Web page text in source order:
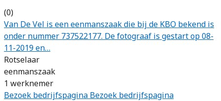
(0)
Van De Vel is een eenmanszaak die bij de KBO bekend is
onder nummer 737522177. De fotograaf is gestart op 08-
11-2019 en…
Rotselaar
eenmanszaak
1 werknemer
Bezoek bedrijfspagina Bezoek bedrijfspagina